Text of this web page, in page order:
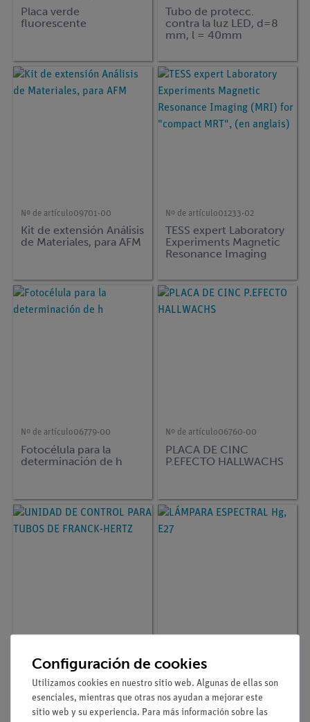
Placa verde
fluorescente
Tubo de protecc.
contra la luz LED, d=8
mm, l = 40mm
Nº de artículo09701-00
Kit de extensión Análisis
de Materiales, para AFM
Nº de artículo01233-02
TESS expert Laboratory
Experiments Magnetic
Resonance Imaging
MRT", (en anglais)
Nº de artículo06779-00
Fotocélula para la
determinación de h
Nº de artículo06760-00
PLACA DE CINC
P.EFECTO HALLWACHS
UNIDAD DE CONTROL
PARA TUBOS DE
FRANCK-HERTZ
LÁMPARA ESPECTRAL
Hg, E27
Configuración de cookies
Utilizamos cookies en nuestro sitio web. Algunas de ellas son
esenciales, mientras que otras nos ayudan a mejorar este
sitio web y su experiencia. Para más información sobre las